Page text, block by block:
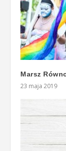
Marsz
23 maja 2019